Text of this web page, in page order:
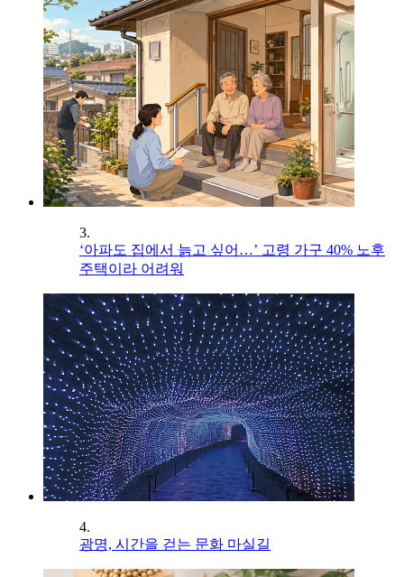
3.
‘아파도 집에서 늙고 싶어…’ 고령 가구 40% 노후
주택이라 어려워
4.
광명, 시간을 걷는 문화 마실길